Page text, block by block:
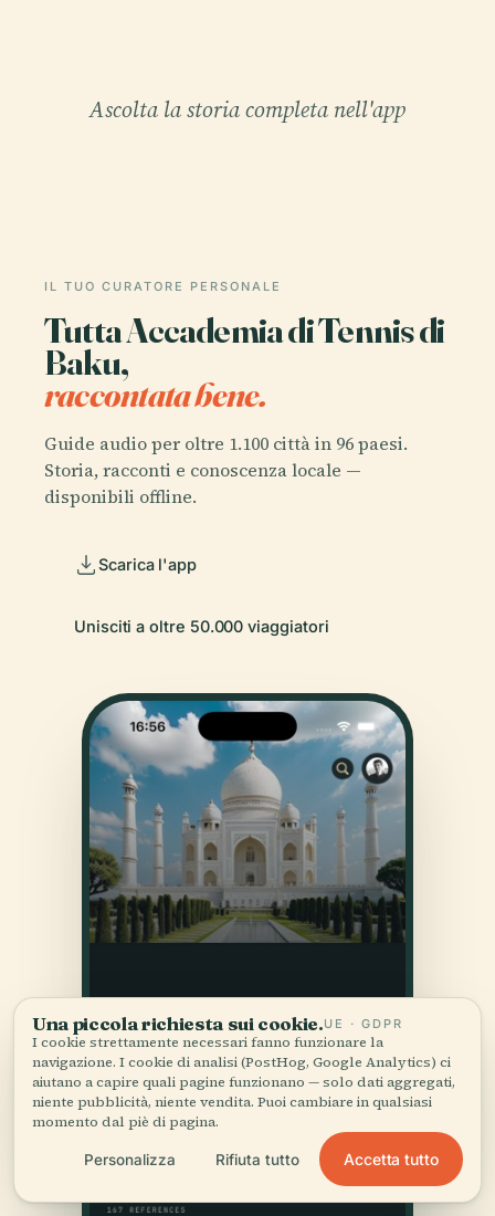
Ascolta la storia completa nell'app
IL TUO CURATORE PERSONALE
Tutta Accademia di Tennis di
Baku,
raccontata bene.
Guide audio per oltre 1.100 città in 96 paesi.
Storia, racconti e conoscenza locale —
disponibili offline.
Scarica l'app
Unisciti a oltre 50.000 viaggiatori
Una piccola richiesta sui cookie.UE · GDPR
I cookie strettamente necessari fanno funzionare la
navigazione. I cookie di analisi (PostHog, Google Analytics) ci
aiutano a capire quali pagine funzionano — solo dati aggregati,
niente pubblicità, niente vendita. Puoi cambiare in qualsiasi
momento dal piè di pagina.
Personalizza Rifiuta tutto Accetta tutto